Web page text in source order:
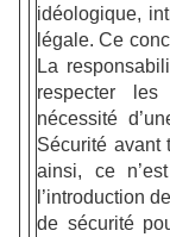
idéologique,
légale. Ce
La
respecter les
nécessité
Sécurité avant
ainsi, ce
l’introduction
de sécurité